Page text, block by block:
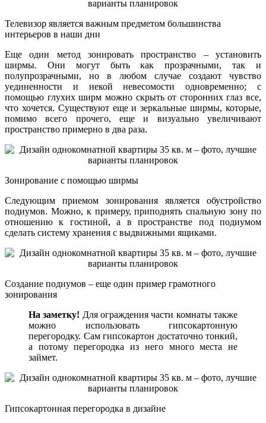
Телевизор является важным предметом большинства
интерьеров в наши дни
Еще один метод зонировать пространство – установить
ширмы. Они могут быть как прозрачными, так и
полупрозрачными, но в любом случае создают чувство
уединенности и некой невесомости одновременно; с
помощью глухих ширм можно скрыть от сторонних глаз все,
что хочется. Существуют еще и зеркальные ширмы, которые,
помимо всего прочего, еще и визуально увеличивают
пространство примерно в два раза.
Зонирование с помощью ширмы
Следующим приемом зонирования является обустройство
подиумов. Можно, к примеру, приподнять спальную зону по
отношению к гостиной, а в пространстве под подиумом
сделать систему хранения с выдвижными ящиками.
Создание подиумов – еще один пример грамотного
зонирования
На заметку! Для ограждения части комнаты также
можно использовать гипсокартонную
перегородку. Сам гипсокартон достаточно тонкий,
а потому перегородка из него много места не
займет.
Гипсокартонная перегородка в дизайне